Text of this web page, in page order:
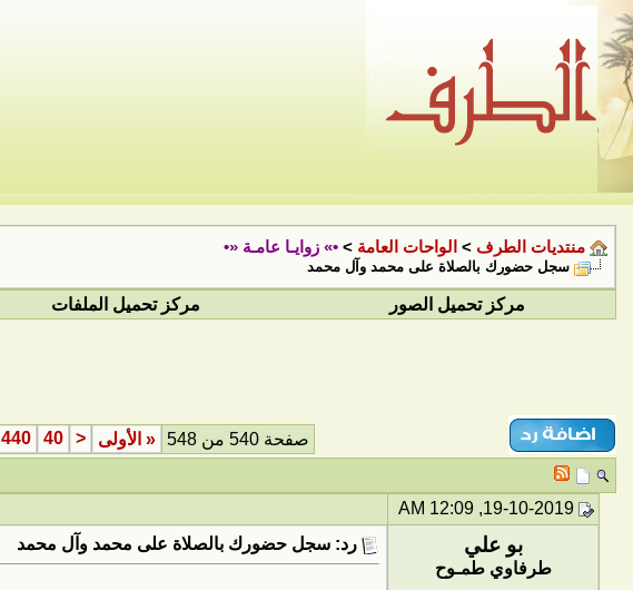
منتديات الطرف > الواحات العامة > •» زوايـا عامـة «•
سجل حضورك بالصلاة على محمد وآل محمد
مركز تحميل الصور
مركز تحميل الملفات
صفحة 540 من 548 « الأولى <
40
440
بو علي
طرفاوي طمـوح
رد: سجل حضورك بالصلاة على محمد وآل محمد